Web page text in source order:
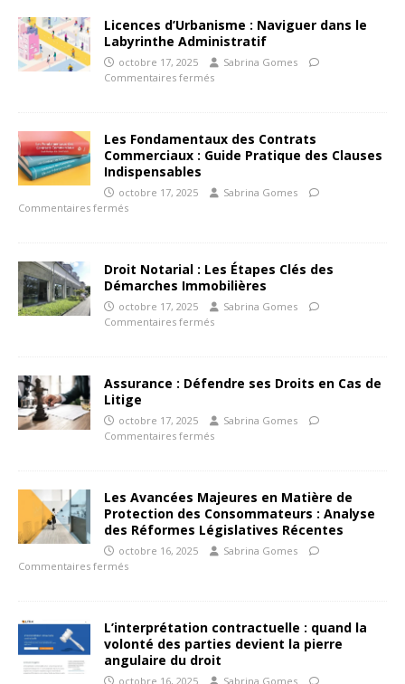
Licences d’Urbanisme : Naviguer dans le
Labyrinthe Administratif
octobre 17, 2025
Sabrina Gomes
Commentaires fermés
Les Fondamentaux des Contrats
Commerciaux : Guide Pratique des Clauses
Indispensables
octobre 17, 2025
Sabrina Gomes
Commentaires fermés
Droit Notarial : Les Étapes Clés des
Démarches Immobilières
octobre 17, 2025
Sabrina Gomes
Commentaires fermés
Assurance : Défendre ses Droits en Cas de
Litige
octobre 17, 2025
Sabrina Gomes
Commentaires fermés
Les Avancées Majeures en Matière de
Protection des Consommateurs : Analyse
des Réformes Législatives Récentes
octobre 16, 2025
Sabrina Gomes
Commentaires fermés
L’interprétation contractuelle : quand la
volonté des parties devient la pierre
angulaire du droit
octobre 16, 2025 Sabrina Gomes